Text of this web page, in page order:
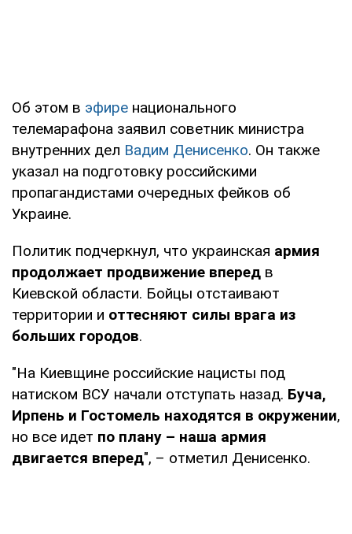
Об этом в эфире национального
телемарафона заявил советник министра
внутренних дел Вадим Денисенко. Он также
указал на подготовку российскими
пропагандистами очередных фейков об
Украине.
Политик подчеркнул, что украинская армия
продолжает продвижение вперед в
Киевской области. Бойцы отстаивают
территории и оттесняют силы врага из
больших городов.
"На Киевщине российские нацисты под
натиском ВСУ начали отступать назад. Буча,
Ирпень и Гостомель находятся в окружении,
но все идет по плану – наша армия
двигается вперед", – отметил Денисенко.